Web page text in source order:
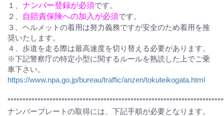
１、 ナンバー登録が必須です。
２、
自賠責保険への加入が必須です。
３、ヘルメットの着用は努力義務ですが安全のため着用を推
奨いたします。
４、歩道を走る際は最高速度を切り替える必要があります。
※下記警察庁の特定小型に関するルールを熟読した上でご乗
車下さい。
https://www.npa.go.jp/bureau/traffic/anzen/tokuteikogata.html
ナンバープレートの取得には、下記手順が必要となります。